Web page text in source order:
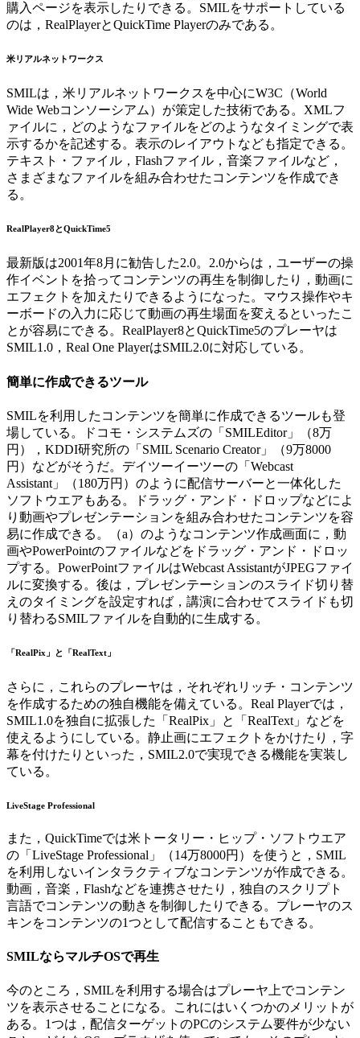
購入ページを表示したりできる。SMILをサポートしている
のは，RealPlayerとQuickTime Playerのみである。
米リアルネットワークス
SMILは，米リアルネットワークスを中心にW3C（World
Wide Webコンソーシアム）が策定した技術である。XMLフ
ァイルに，どのようなファイルをどのようなタイミングで表
示するかを記述する。表示のレイアウトなども指定できる。
テキスト・ファイル，Flashファイル，音楽ファイルなど，
さまざまなファイルを組み合わせたコンテンツを作成でき
る。
RealPlayer8とQuickTime5
最新版は2001年8月に勧告した2.0。2.0からは，ユーザーの操
作イベントを拾ってコンテンツの再生を制御したり，動画に
エフェクトを加えたりできるようになった。マウス操作やキ
ーボードの入力に応じて動画の再生場面を変えるといったこ
とが容易にできる。RealPlayer8とQuickTime5のプレーヤは
SMIL1.0，Real One PlayerはSMIL2.0に対応している。
簡単に作成できるツール
SMILを利用したコンテンツを簡単に作成できるツールも登
場している。ドコモ・システムズの「SMILEditor」（8万
円），KDDI研究所の「SMIL Scenario Creator」（9万8000
円）などがそうだ。デイツーイーツーの「Webcast
Assistant」（180万円）のように配信サーバーと一体化した
ソフトウエアもある。ドラッグ・アンド・ドロップなどによ
り動画やプレゼンテーションを組み合わせたコンテンツを容
易に作成できる。（a）のようなコンテンツ作成画面に，動
画やPowerPointのファイルなどをドラッグ・アンド・ドロッ
プする。PowerPointファイルはWebcast AssistantがJPEGファイ
ルに変換する。後は，プレゼンテーションのスライド切り替
えのタイミングを設定すれば，講演に合わせてスライドも切
り替わるSMILファイルを自動的に生成する。
「RealPix」と「RealText」
さらに，これらのプレーヤは，それぞれリッチ・コンテンツ
を作成するための独自機能を備えている。Real Playerでは，
SMIL1.0を独自に拡張した「RealPix」と「RealText」などを
使えるようにしている。静止画にエフェクトをかけたり，字
幕を付けたりといった，SMIL2.0で実現できる機能を実装し
ている。
LiveStage Professional
また，QuickTimeでは米トータリー・ヒップ・ソフトウエア
の「LiveStage Professional」（14万8000円）を使うと，SMIL
を利用しないインタラクティブなコンテンツが作成できる。
動画，音楽，Flashなどを連携させたり，独自のスクリプト
言語でコンテンツの動きを制御したりできる。プレーヤのス
キンをコンテンツの1つとして配信することもできる。
SMILならマルチOSで再生
今のところ，SMILを利用する場合はプレーヤ上でコンテン
ツを表示させることになる。これにはいくつかのメリットが
ある。1つは，配信ターゲットのPCのシステム要件が少ない